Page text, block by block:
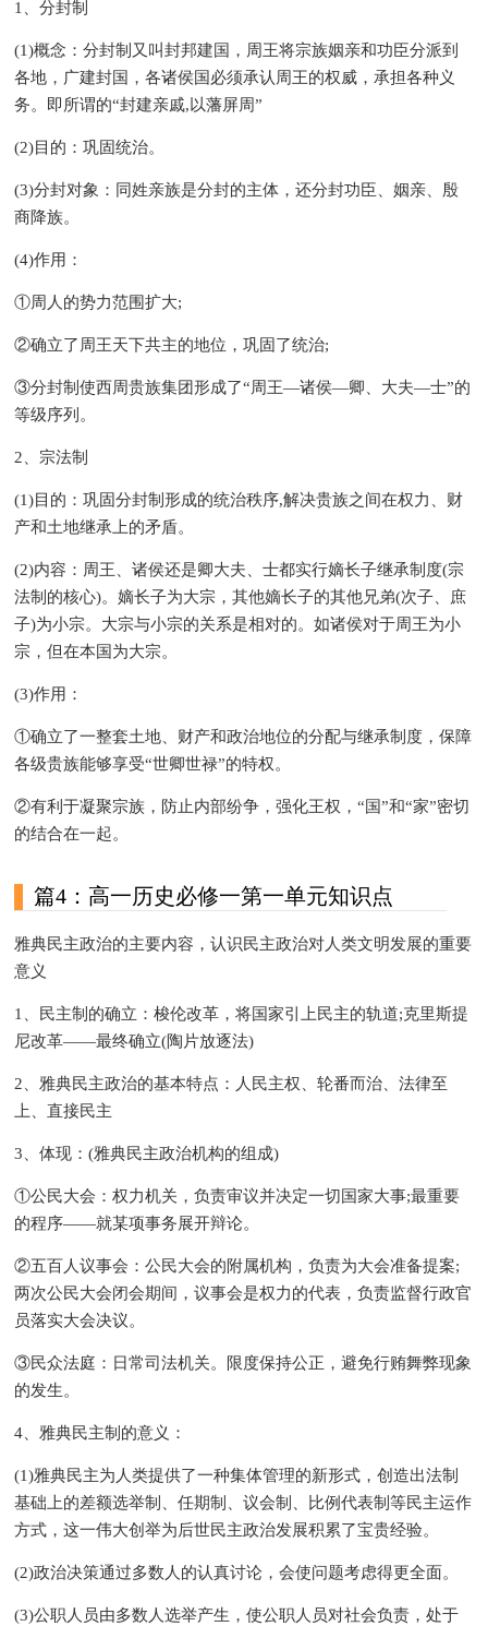
1、分封制
(1)概念：分封制又叫封邦建国，周王将宗族姻亲和功臣分派到
各地，广建封国，各诸侯国必须承认周王的权威，承担各种义
务。即所谓的“封建亲戚,以藩屏周”
(2)目的：巩固统治。
(3)分封对象：同姓亲族是分封的主体，还分封功臣、姻亲、殷
商降族。
(4)作用：
①周人的势力范围扩大;
②确立了周王天下共主的地位，巩固了统治;
③分封制使西周贵族集团形成了“周王—诸侯—卿、大夫—士”的
等级序列。
2、宗法制
(1)目的：巩固分封制形成的统治秩序,解决贵族之间在权力、财
产和土地继承上的矛盾。
(2)内容：周王、诸侯还是卿大夫、士都实行嫡长子继承制度(宗
法制的核心)。嫡长子为大宗，其他嫡长子的其他兄弟(次子、庶
子)为小宗。大宗与小宗的关系是相对的。如诸侯对于周王为小
宗，但在本国为大宗。
(3)作用：
①确立了一整套土地、财产和政治地位的分配与继承制度，保障
各级贵族能够享受“世卿世禄”的特权。
②有利于凝聚宗族，防止内部纷争，强化王权，“国”和“家”密切
的结合在一起。
篇4：高一历史必修一第一单元知识点
雅典民主政治的主要内容，认识民主政治对人类文明发展的重要
意义
1、民主制的确立：梭伦改革，将国家引上民主的轨道;克里斯提
尼改革——最终确立(陶片放逐法)
2、雅典民主政治的基本特点：人民主权、轮番而治、法律至
上、直接民主
3、体现：(雅典民主政治机构的组成)
①公民大会：权力机关，负责审议并决定一切国家大事;最重要
的程序――就某项事务展开辩论。
②五百人议事会：公民大会的附属机构，负责为大会准备提案;
两次公民大会闭会期间，议事会是权力的代表，负责监督行政官
员落实大会决议。
③民众法庭：日常司法机关。限度保持公正，避免行贿舞弊现象
的发生。
4、雅典民主制的意义：
(1)雅典民主为人类提供了一种集体管理的新形式，创造出法制
基础上的差额选举制、任期制、议会制、比例代表制等民主运作
方式，这一伟大创举为后世民主政治发展积累了宝贵经验。
(2)政治决策通过多数人的认真讨论，会使问题考虑得更全面。
(3)公职人员由多数人选举产生，使公职人员对社会负责，处于